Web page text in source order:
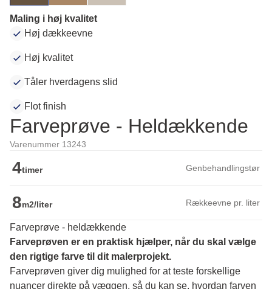
Maling i høj kvalitet
Høj dækkeevne
Høj kvalitet
Tåler hverdagens slid
Flot finish
Farveprøve - Heldækkende
Varenummer 13243
4timer Genbehandlingstør
8m2/liter Rækkeevne pr. liter
Farveprøve - heldækkende
Farveprøven er en praktisk hjælper, når du skal vælge
den rigtige farve til dit malerprojekt.
Farveprøven giver dig mulighed for at teste forskellige
nuancer direkte på væggen, så du kan se, hvordan farven